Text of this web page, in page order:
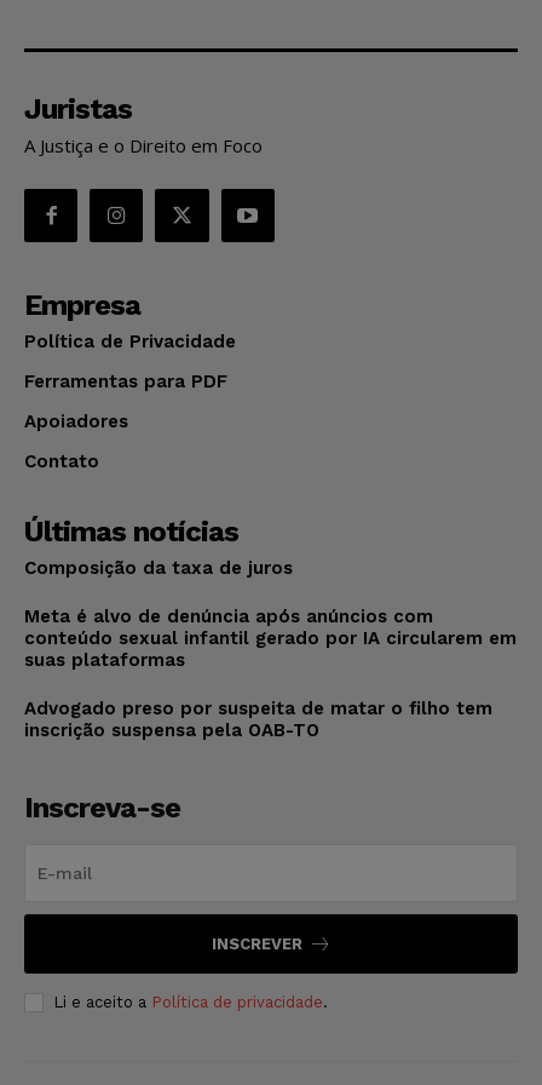
Juristas
A Justiça e o Direito em Foco
Empresa
Política de Privacidade
Ferramentas para PDF
Apoiadores
Contato
Últimas notícias
Composição da taxa de juros
Meta é alvo de denúncia após anúncios com
conteúdo sexual infantil gerado por IA circularem em
suas plataformas
Advogado preso por suspeita de matar o filho tem
inscrição suspensa pela OAB-TO
Inscreva-se
INSCREVER
Li e aceito a Política de privacidade.